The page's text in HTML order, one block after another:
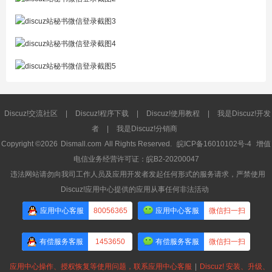
Discuz!交流社区 | Discuz!程序下载 | Discuz!使用教程 |
我是Discuz!开发
者
|
我是Discuz!分销商
Copyright ©2026 Dismall.com All Rights Reserved. 皖ICP备16010102号-4 增值
电信业务经营许可证：皖B2-20200047
违法网站请勿向我司工作人员及应用开发者发起任何形式的服务请求，严禁使用
Discuz!应用中心提供的应用从事任何非法活动
应用中心客服 80056365 应用中心客服 微信扫一扫
有偿服务客服 1453650 有偿服务客服 微信扫一扫
应用中心操作、授权恢复等使用问题，联系应用中心客服 | Discuz! 安装、升级、